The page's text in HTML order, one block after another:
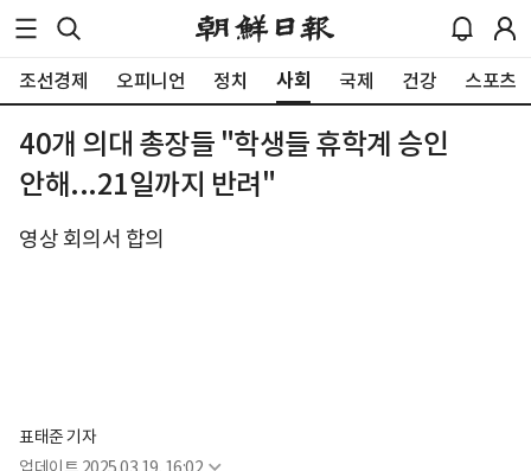
조선경제 오피니언 정치 사회 국제 건강 스포츠
40개 의대 총장들 "학생들 휴학계 승인
안해...21일까지 반려"
영상 회의서 합의
표태준 기자